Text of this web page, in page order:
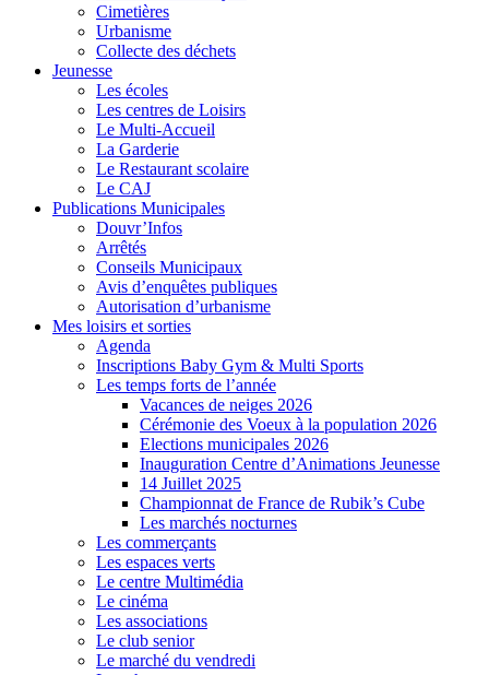
Cimetières
Urbanisme
Collecte des déchets
Jeunesse
Les écoles
Les centres de Loisirs
Le Multi-Accueil
La Garderie
Le Restaurant scolaire
Le CAJ
Publications Municipales
Douvr’Infos
Arrêtés
Conseils Municipaux
Avis d’enquêtes publiques
Autorisation d’urbanisme
Mes loisirs et sorties
Agenda
Inscriptions Baby Gym & Multi Sports
Les temps forts de l’année
Vacances de neiges 2026
Cérémonie des Voeux à la population 2026
Elections municipales 2026
Inauguration Centre d’Animations Jeunesse
14 Juillet 2025
Championnat de France de Rubik’s Cube
Les marchés nocturnes
Les commerçants
Les espaces verts
Le centre Multimédia
Le cinéma
Les associations
Le club senior
Le marché du vendredi